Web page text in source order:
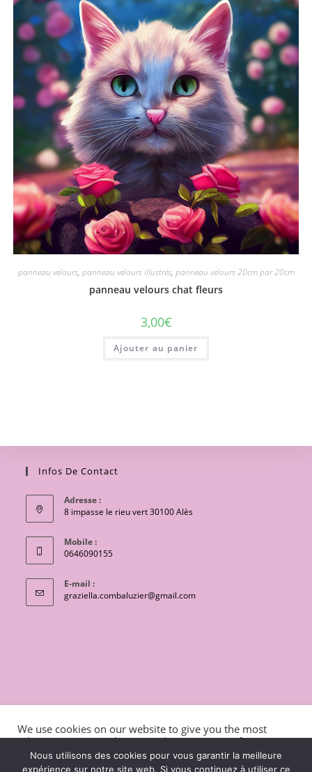
panneau velours, panneau velours illustrés, panneau velours 20cm par 20cm
panneau velours chat fleurs
3,00€
Ajouter au panier
Infos De Contact
Adresse :
8 impasse le rieu vert 30100 Alès
Mobile :
0646090155
E-mail :
graziella.combaluzier@gmail.comS’ouvre
CONTACT
Conditions générales de vente
Mentions légales et politique de confidentialité
Livraisons
charte de protection des données personnelles
We use cookies on our website to give you the most
relevant experience by remembering your preferences
and repeat visits. By clicking “Accept”, you consent to the
use of ALL the cookies.
Nous utilisons des cookies pour vous garantir la meilleure
expérience sur notre site web. Si vous continuez à utiliser ce